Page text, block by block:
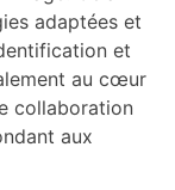
adaptées et
et
au cœur
collaboration
aux